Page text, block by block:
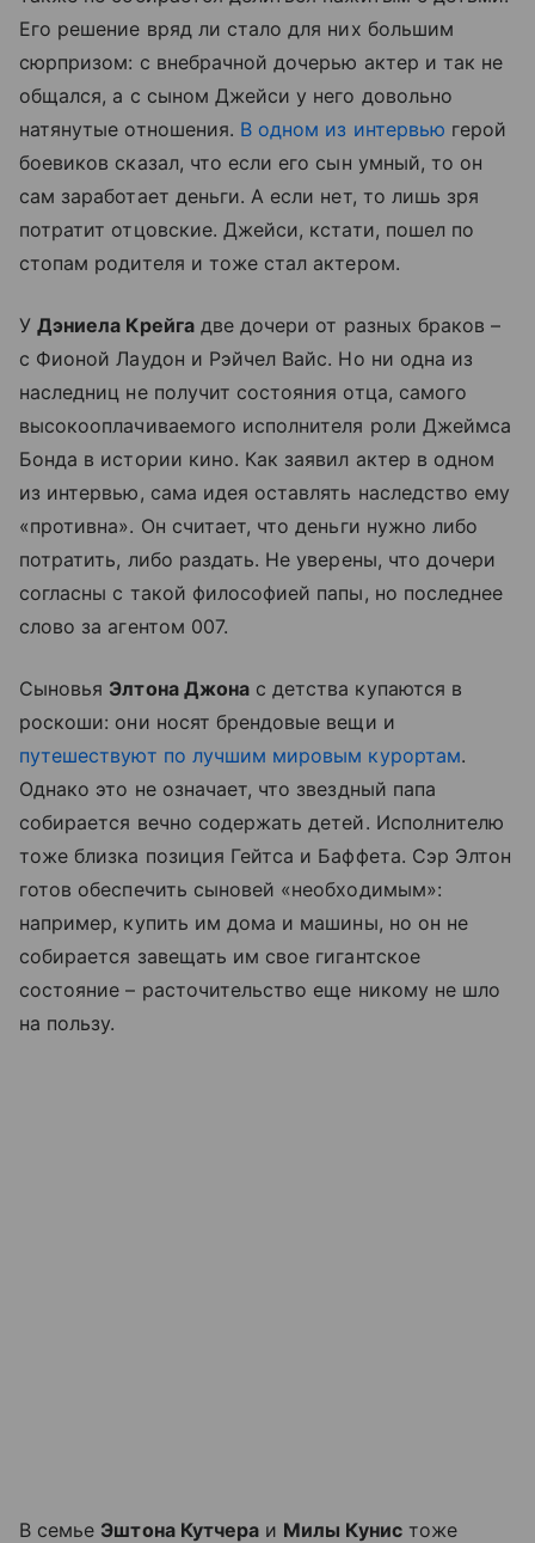
Его решение вряд ли стало для них большим
сюрпризом: с внебрачной дочерью актер и так не
общался, а с сыном Джейси у него довольно
натянутые отношения. В одном из интервью герой
боевиков сказал, что если его сын умный, то он
сам заработает деньги. А если нет, то лишь зря
потратит отцовские. Джейси, кстати, пошел по
стопам родителя и тоже стал актером.
УДэниела Крейгадве дочери от разных браков –
с Фионой Лаудон и Рэйчел Вайс. Но ни одна из
наследниц не получит состояния отца, самого
высокооплачиваемого исполнителя роли Джеймса
Бонда в истории кино. Как заявил актер в одном
из интервью, сама идея оставлять наследство ему
«противна». Он считает, что деньги нужно либо
потратить, либо раздать. Не уверены, что дочери
согласны с такой философией папы, но последнее
слово за агентом 007.
Сыновья Элтона Джонас детства купаются в
роскоши: они носят брендовые вещи и
путешествуют по лучшим мировым курортам.
Однако это не означает, что звездный папа
собирается вечно содержать детей. Исполнителю
тоже близка позиция Гейтса и Баффета. Сэр Элтон
готов обеспечить сыновей «необходимым»:
например, купить им дома и машины, но он не
собирается завещать им свое гигантское
состояние – расточительство еще никому не шло
на пользу.
В семье Эштона Кутчера и Милы Кунистоже